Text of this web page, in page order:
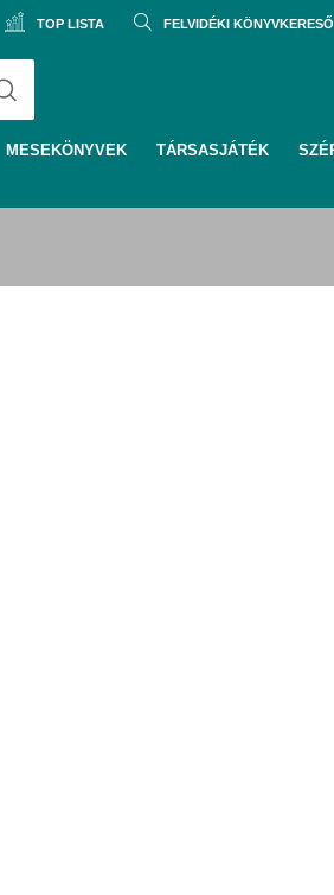
TOP LISTA FELVIDÉKI KÖNYVKERESŐ
MESEKÖNYVEK TÁRSASJÁTÉK